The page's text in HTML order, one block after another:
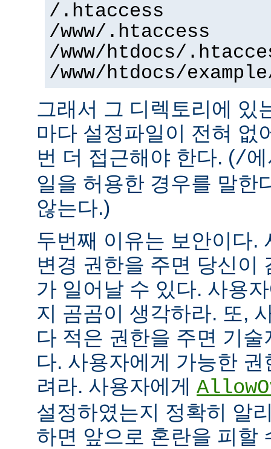
/.htaccess
/www/.htaccess
/www/htdocs/
/www/htdocs/
그래서 그 디렉토리에 있
마다 설정파일이 전혀 없
번 더 접근해야 한다. (/
일을 허용한 경우를 말한
않는다.)
두번째 이유는 보안이다.
변경 권한을 주면 당신이
가 일어날 수 있다. 사용
지 곰곰이 생각하라. 또,
다 적은 권한을 주면 기
다. 사용자에게 가능한
려라. 사용자에게
설정하였는지 정확히 알
하면 앞으로 혼란을 피할